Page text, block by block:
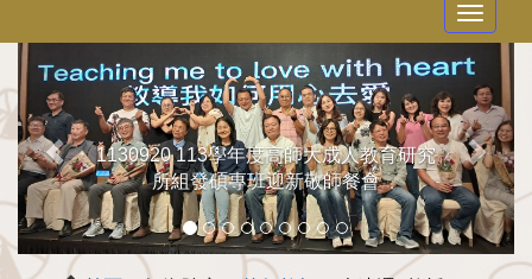
Toggle
1130920 113學年度高師大成人教育研究
所組發碩專班迎新敬師餐會
上
一
張
下
一
張